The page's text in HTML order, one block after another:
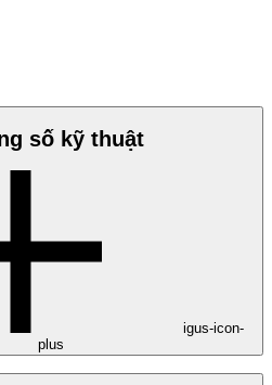
số kỹ thuật
igus-icon-
plus